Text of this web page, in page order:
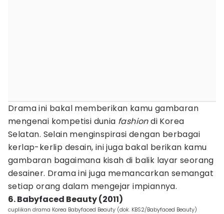
Drama ini bakal memberikan kamu gambaran
mengenai kompetisi dunia fashiondi Korea
Selatan. Selain menginspirasi dengan berbagai
kerlap-kerlip desain, ini juga bakal berikan kamu
gambaran bagaimana kisah di balik layar seorang
desainer. Drama ini juga memancarkan semangat
setiap orang dalam mengejar impiannya.
6. Babyfaced Beauty (2011)
cuplikan drama Korea Babyfaced Beauty (dok. KBS2/Babyfaced Beauty)